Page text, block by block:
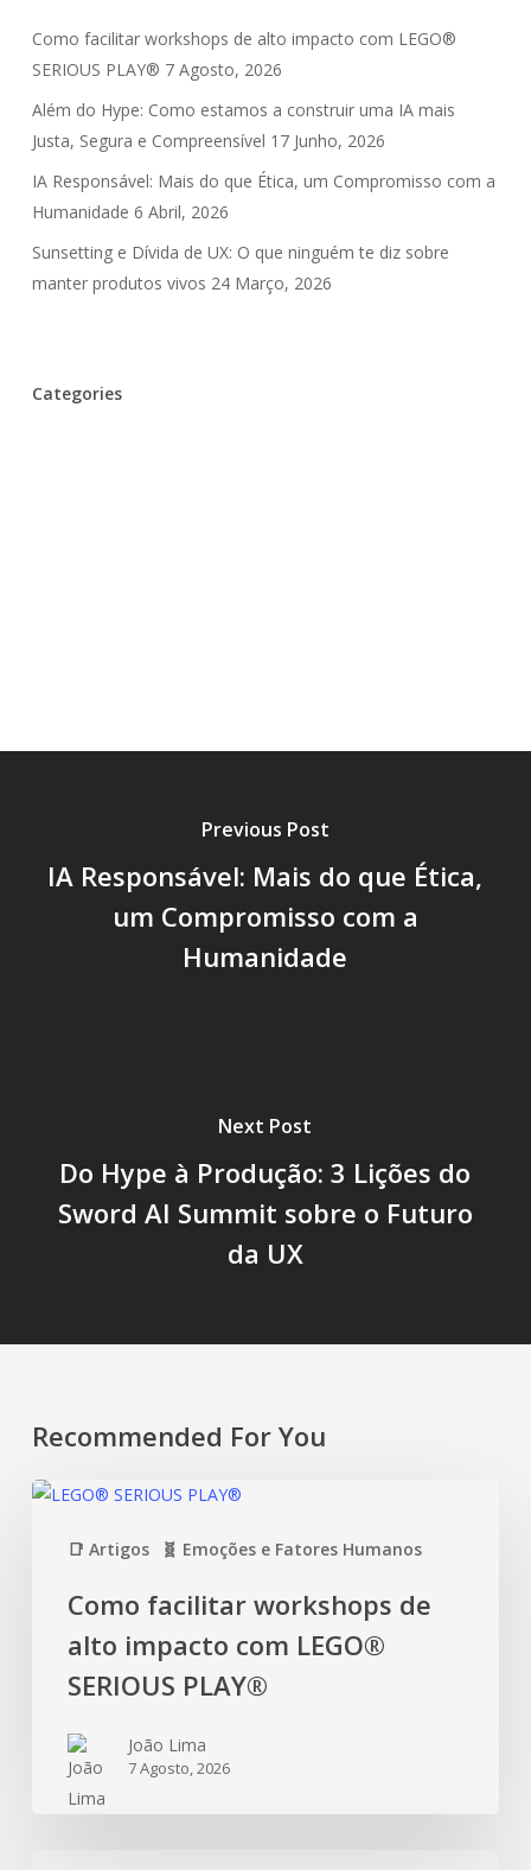
Como facilitar workshops de alto impacto com LEGO®
SERIOUS PLAY® 7 Agosto, 2026
Além do Hype: Como estamos a construir uma IA mais
Justa, Segura e Compreensível 17 Junho, 2026
IA Responsável: Mais do que Ética, um Compromisso com a
Humanidade 6 Abril, 2026
Sunsetting e Dívida de UX: O que ninguém te diz sobre
manter produtos vivos 24 Março, 2026
Categories
Previous Post
IA Responsável: Mais do que Ética,
um Compromisso com a
Humanidade
Next Post
Do Hype à Produção: 3 Lições do
Sword AI Summit sobre o Futuro
da UX
Recommended For You
📑 Artigos 🧬 Emoções e Fatores Humanos
Como facilitar workshops de
alto impacto com LEGO®
SERIOUS PLAY®
João Lima
7 Agosto, 2026